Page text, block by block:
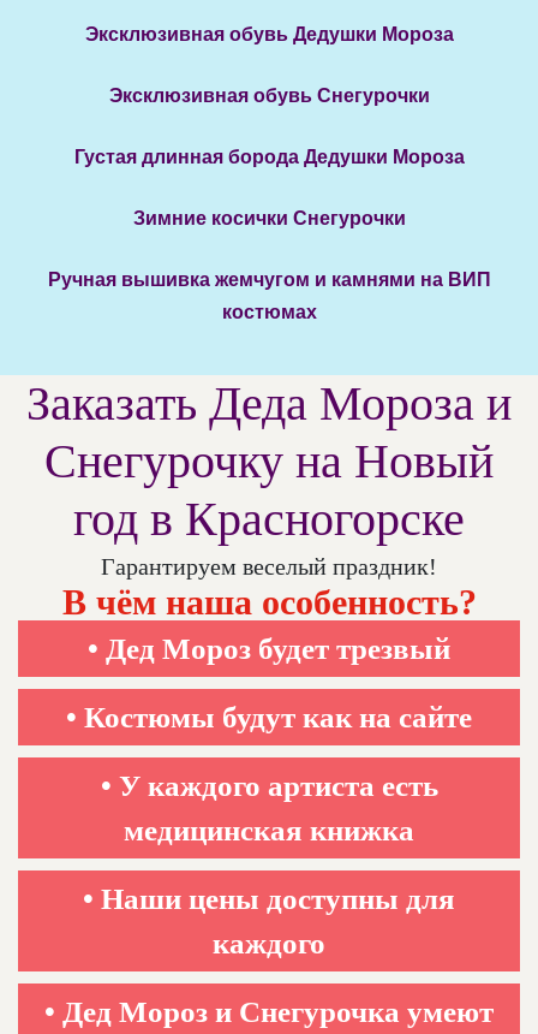
Эксклюзивная обувь Дедушки Мороза
Эксклюзивная обувь Снегурочки
Густая длинная борода Дедушки Мороза
Зимние косички Снегурочки
Ручная вышивка жемчугом и камнями на ВИП
костюмах
Заказать Деда Мороза и
Снегурочку на Новый
год в Красногорске
Гарантируем веселый праздник!
В чём наша особенность?
• Дед Мороз будет трезвый
• Костюмы будут как на сайте
• У каждого артиста есть
медицинская книжка
• Наши цены доступны для
каждого
• Дед Мороз и Снегурочка умеют